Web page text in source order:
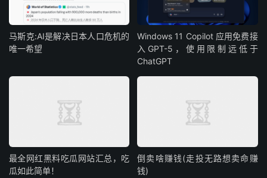
马斯克:AI是解决日本人口危机的
唯一希望
Windows 11 Copilot 应用免费接
入GPT-5，使用限制远低于
ChatGPT
最全网红黑料吃瓜网站汇总，吃
瓜如此简单！
倒卖啥赚钱(走投无路想卖命赚
钱)